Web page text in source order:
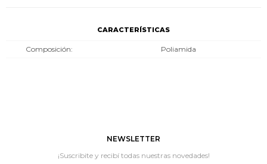
CARACTERÍSTICAS
Composición Poliamida
NEWSLETTER
¡Suscribite y recibí todas nuestras novedades!